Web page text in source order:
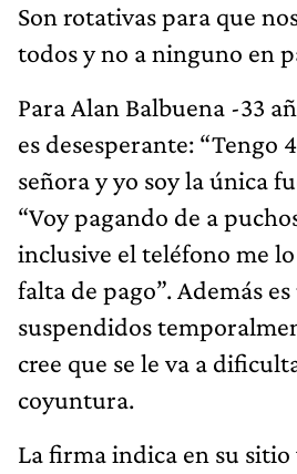
Son rotativas para que
todos y no a ninguno en
Para Alan Balbuena -33
es desesperante: “Tengo
señora y yo soy la única
“Voy pagando de a
inclusive el teléfono me
falta de pago”. Además
suspendidos
cree que se le va a
coyuntura.
La firma indica en su sitio